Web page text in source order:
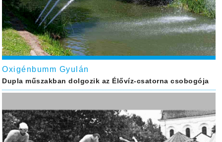
Oxigénbumm Gyulán
Dupla műszakban dolgozik az Élővíz-csatorna csobogója